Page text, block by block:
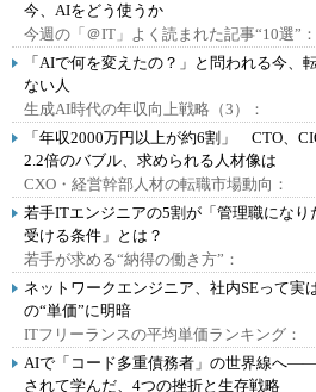
今、AIをどう使うか
今週の「＠IT」よく読まれた記事“10選”：
「AIで何を変えたの？」と問われる今、
ない人
生成AI時代の年収向上戦略（3）：
「年収2000万円以上が約6割」 CTO、
2.2倍のバブル、求められる人材像は
CXO・経営幹部人材の転職市場動向：
若手ITエンジニアの5割が「管理職にな
受ける条件」とは？
若手が求める“納得の働き方”：
ネットワークエンジニア、社内SEって
の“単価”に明暗
ITフリーランスの平均単価ランキング：
AIで「コード多重債務者」の世界線へ
されて学んだ、4つの挫折と生存戦略